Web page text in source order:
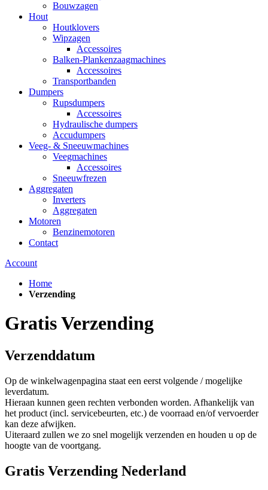
Bouwzagen
Hout
Houtklovers
Wipzagen
Accessoires
Balken-Plankenzaagmachines
Accessoires
Transportbanden
Dumpers
Rupsdumpers
Accessoires
Hydraulische dumpers
Accudumpers
Veeg- & Sneeuwmachines
Veegmachines
Accessoires
Sneeuwfrezen
Aggregaten
Inverters
Aggregaten
Motoren
Benzinemotoren
Contact
Account
Home
Verzending
Gratis Verzending
Verzenddatum
Op de winkelwagenpagina staat een eerst volgende / mogelijke
leverdatum.
Hieraan kunnen geen rechten verbonden worden. Afhankelijk van
het product (incl. servicebeurten, etc.) de voorraad en/of vervoerder
kan deze afwijken.
Uiteraard zullen we zo snel mogelijk verzenden en houden u op de
hoogte van de voortgang.
Gratis Verzending Nederland